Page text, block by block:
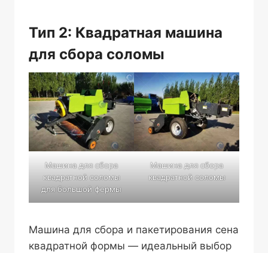
Тип 2: Квадратная машина
для сбора соломы
Машина для сбора
квадратной соломы
для большой фермы
Машина для сбора
квадратной соломы
Машина для сбора и пакетирования сена
квадратной формы — идеальный выбор